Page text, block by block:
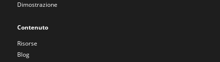
Dimostrazione
Contenuto
Risorse
Blog